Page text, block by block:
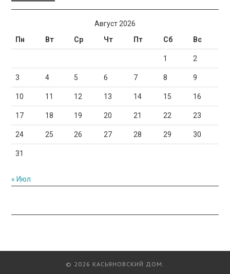
Август 2026
Пн
Вт Ср Чт Пт Сб Вс
1 2
3 4 5 6 7 8 9
10 11 12 13 14 15 16
17 18 19 20 21 22 23
24 25 26 27 28 29 30
31
« Июл
© 2026 КАСЬЯНОВСКИЙ ДОМ.